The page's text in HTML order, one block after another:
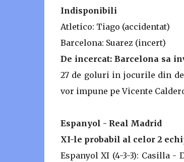
Indisponibili
Atletico: Tiago (accidentat)
Barcelona: Suarez (incert)
De incercat: Barcelona sa
27 de goluri in jocurile din
vor impune pe Vicente
Espanyol - Real Madrid
XI-le probabil al celor 2
Espanyol XI (4-3-3): Casilla -